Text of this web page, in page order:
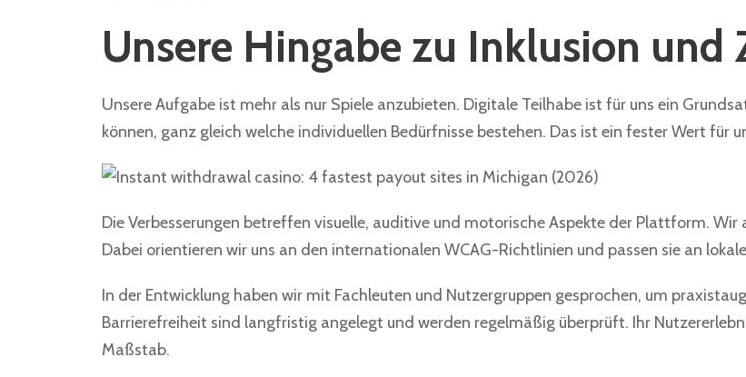
Unsere Hingabe zu Inklusion und
Unsere Aufgabe ist mehr als nur Spiele anzubieten. Digitale Teilhabe ist für uns ein
können, ganz gleich welche individuellen Bedürfnisse bestehen. Das ist ein fester Wert für
Die Verbesserungen betreffen visuelle, auditive und motorische Aspekte der Plattform.
Dabei orientieren wir uns an den internationalen WCAG-Richtlinien und passen sie an
In der Entwicklung haben wir mit Fachleuten und Nutzergruppen gesprochen, um
Barrierefreiheit sind langfristig angelegt und werden regelmäßig überprüft. Ihr
Maßstab.